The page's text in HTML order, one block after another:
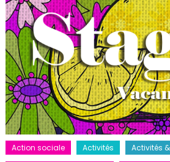
Action sociale Activités Activités